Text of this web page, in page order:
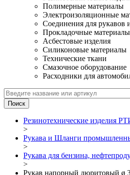
Полимерные материалы
Электроизоляционные
Соединения для рукавов
Прокладочные
Асбестовые изделия
Силиконовые материалы
Технические ткани
Смазочное оборудование
Расходники для
Резинотехнические изделия
>
Рукава и Шланги
>
Рукава для бензина,
>
Рукав напорный дюритовый ø